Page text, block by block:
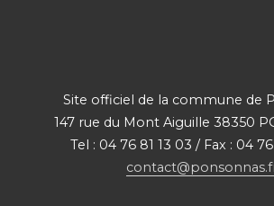
Site officiel de la commune de
147 rue du Mont Aiguille 38350
Tel : 04 76 81 13 03 / Fax : 04